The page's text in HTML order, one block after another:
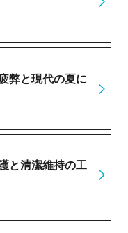
弊と現代の夏に
と清潔維持の工